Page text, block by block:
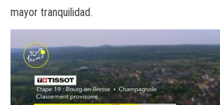
mayor tranquilidad.